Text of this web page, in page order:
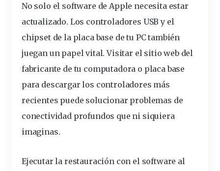
No solo el software de Apple necesita estar
actualizado. Los controladores USB y el
chipset de la placa base de tu PC también
juegan un papel vital. Visitar el sitio web del
fabricante de tu computadora o placa base
para descargar los controladores más
recientes puede solucionar problemas de
conectividad profundos que ni siquiera
imaginas.
Ejecutar la restauración con el software al